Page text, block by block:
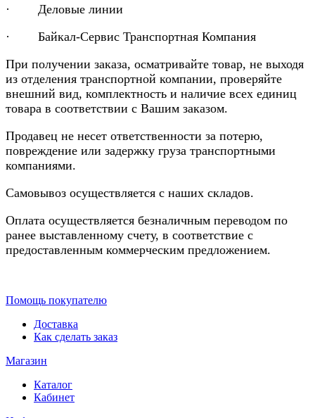
· Деловые линии
· Байкал-Сервис Транспортная Компания
При получении заказа, осматривайте товар, не выходя
из отделения транспортной компании, проверяйте
внешний вид, комплектность и наличие всех единиц
товара в соответствии с Вашим заказом.
Продавец не несет ответственности за потерю,
повреждение или задержку груза транспортными
компаниями.
Самовывоз осуществляется с наших складов.
Оплата осуществляется безналичным переводом по
ранее выставленному счету, в соответствие с
предоставленным коммерческим предложением.
Помощь покупателю
Доставка
Как сделать заказ
Магазин
Каталог
Кабинет